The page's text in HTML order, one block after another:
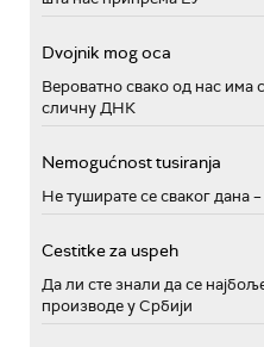
Dvojnik mog oca
Вероватно свако од нас има
сличну ДНК
Nemogućnost tusiranja
Не туширате се сваког дана
Cestitke za uspeh
Да ли сте знали да се
производе у Србији